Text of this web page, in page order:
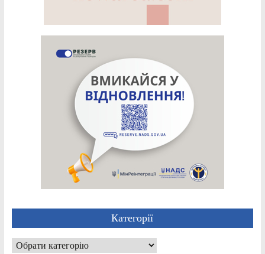
Категорії
Категорії